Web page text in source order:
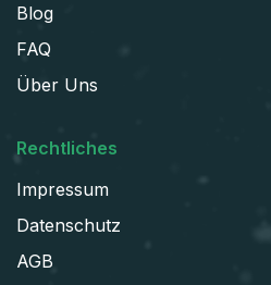
Blog
FAQ
Über Uns
Rechtliches
Impressum
Datenschutz
AGB